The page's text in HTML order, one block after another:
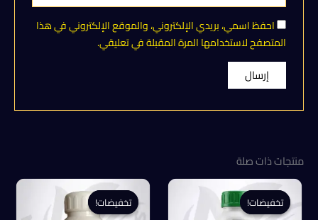
احفظ اسمي، بريدي الإلكتروني، والموقع الإلكتروني في هذا
المتصفح لاستخدامها المرة المقبلة في تعليقي.
منتجات ذات صلة
تخفيضات!
تخفيضات! تخفيضات!
تخفيضات!